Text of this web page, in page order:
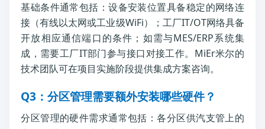
基础条件通常包括：设备安装位置具备稳定的网络连
接（有线以太网或工业级WiFi）；工厂IT/OT网络具备
开放相应通信端口的条件；如需与MES/ERP系统集
成，需要工厂IT部门参与接口对接工作。MiEr米尔的
技术团队可在项目实施阶段提供集成方案咨询。
Q3：分区管理需要额外安装哪些硬件？
分区管理的硬件需求通常包括：各分区供汽支管上的